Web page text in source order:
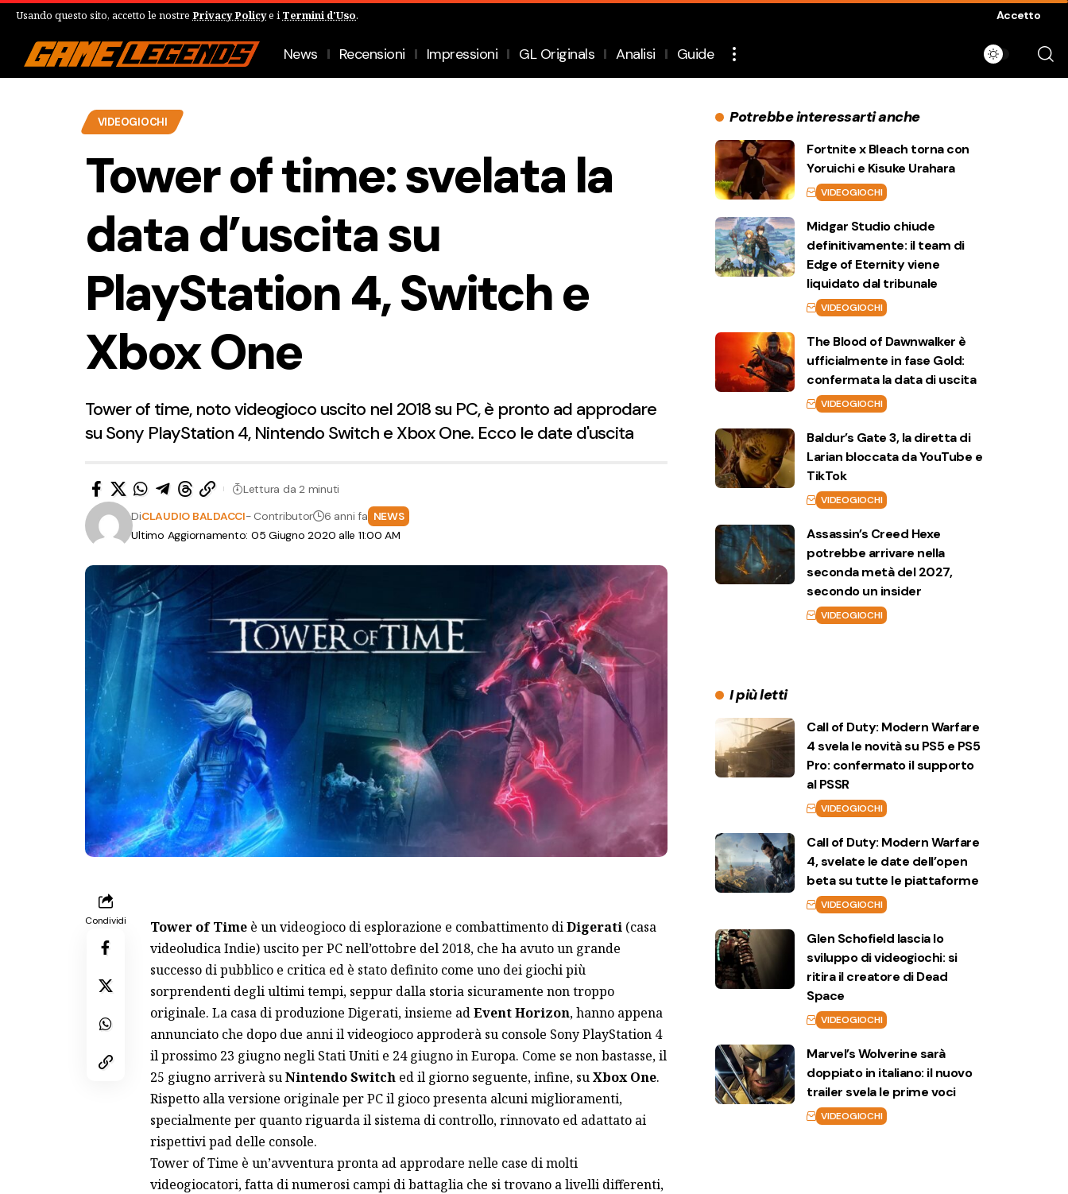
Usando questo sito, accetto le nostre Privacy Policye i Termini d'Uso. Accetto
News Recensioni Impressioni GL Originals Analisi Guide
VIDEOGIOCHI
Tower of time: svelata la
data d’uscita su
PlayStation 4, Switch e
Xbox One
Tower of time, noto videogioco uscito nel 2018 su PC, è pronto ad approdare
su Sony PlayStation 4, Nintendo Switch e Xbox One. Ecco le date d'uscita
Ultimo Aggiornamento: 05 Giugno 2020 alle 11:00 AM
DiCLAUDIO BALDACCI- Contributor 6 anni fa NEWS
Lettura da 2 minuti
Condividi Tower of Time è un videogioco di esplorazione e combattimento diDigerati(casa
videoludica Indie) uscito per PC nell’ottobre del 2018, che ha avuto un grande
successo di pubblico e critica ed è stato definito come uno dei giochi più
sorprendenti degli ultimi tempi, seppur dalla storia sicuramente non troppo
originale. La casa di produzione Digerati, insieme adEvent Horizon, hanno appena
annunciato che dopo due anni il videogioco approderà su console SonyPlayStation 4
il prossimo 23 giugno negli Stati Uniti e 24 giugno in Europa. Come se non bastasse, il
25 giugno arriverà suNintendo Switched il giorno seguente, infine, suXbox One.
Rispetto alla versione originale per PC il gioco presenta alcuni miglioramenti,
specialmente per quanto riguarda il sistema di controllo, rinnovato ed adattato ai
rispettivi pad delle console.
Tower of Time è un’avventura pronta ad approdare nelle case di molti
videogiocatori, fatta di numerosi campi di battaglia che si trovano a livelli differenti,
Potrebbe interessarti anche
Fortnite x Bleach torna con
Yoruichi e Kisuke Urahara
VIDEOGIOCHI
Midgar Studio chiude
definitivamente: il team di
Edge of Eternity viene
liquidato dal tribunale
VIDEOGIOCHI
The Blood of Dawnwalker è
ufficialmente in fase Gold:
confermata la data di uscita
VIDEOGIOCHI
Baldur’s Gate 3, la diretta di
Larian bloccata da YouTube e
TikTok
VIDEOGIOCHI
Assassin’s Creed Hexe
potrebbe arrivare nella
seconda metà del 2027,
secondo un insider
VIDEOGIOCHI
I più letti
Call of Duty: Modern Warfare
4 svela le novità su PS5 e PS5
Pro: confermato il supporto
al PSSR
VIDEOGIOCHI
Call of Duty: Modern Warfare
4, svelate le date dell’open
beta su tutte le piattaforme
VIDEOGIOCHI
Glen Schofield lascia lo
sviluppo di videogiochi: si
ritira il creatore di Dead
Space
VIDEOGIOCHI
Marvel’s Wolverine sarà
doppiato in italiano: il nuovo
trailer svela le prime voci
VIDEOGIOCHI